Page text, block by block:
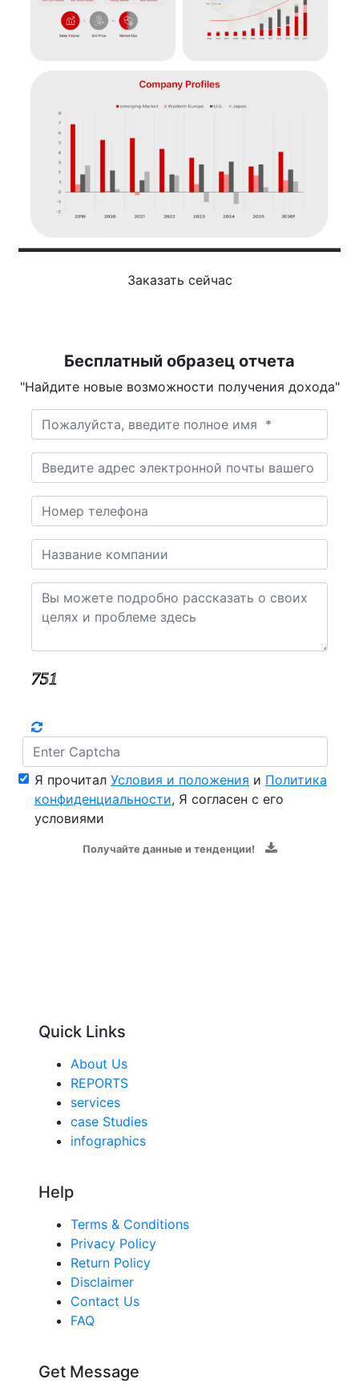
Заказать сейчас
Бесплатный образец отчета
"Найдите новые возможности получения дохода"
Я прочитал Условия и положения и Политика
конфиденциальности, Я согласен с его
условиями
Получайте данные и тенденции!
Quick Links
About Us
REPORTS
services
case Studies
infographics
Help
Terms & Conditions
Privacy Policy
Return Policy
Disclaimer
Contact Us
FAQ
Get Message